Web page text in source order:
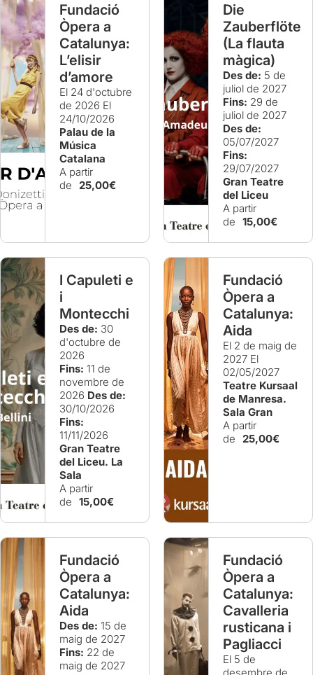
Fundació
Òpera a
Catalunya:
L’elisir
d’amore
El 24 d'octubre
de 2026 El
24/10/2026
Palau de la
Música
Catalana
A partir
de
25,00€
Die
Zauberflöte
(La flauta
màgica)
Des de: 5 de
juliol de 2027
Fins: 29 de
juliol de 2027
Des de:
05/07/2027
Fins:
29/07/2027
Gran Teatre
del Liceu
A partir
de 15,00€
I Capuleti e
i
Montecchi
Des de: 30
d'octubre de
2026
Fins: 11 de
novembre de
2026 Des de:
30/10/2026
Fins:
11/11/2026
Gran Teatre
del Liceu. La
Sala
A partir
de 15,00€
Fundació
Òpera a
Catalunya:
Aida
El 2 de maig de
2027 El
02/05/2027
Teatre Kursaal
de Manresa.
Sala Gran
A partir
de
25,00€
Fundació
Òpera a
Catalunya:
Aida
Des de: 15 de
maig de 2027
Fins: 22 de
maig de 2027
Fundació
Òpera a
Catalunya:
Cavalleria
rusticana i
Pagliacci
El 5 de
desembre de